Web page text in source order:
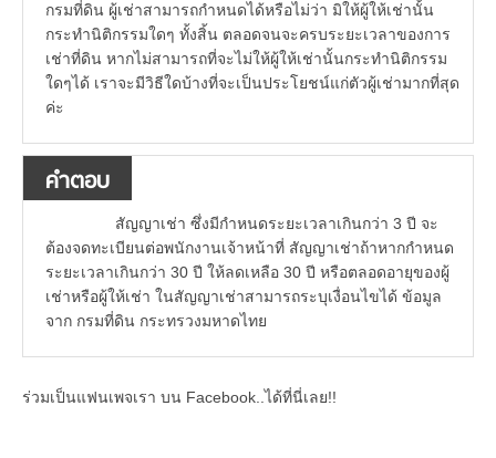
กรมที่ดิน ผู้เช่าสามารถกำหนดได้หรือไม่ว่า มิให้ผู้ให้เช่านั้น
กระทำนิติกรรมใดๆ ทั้งสิ้น ตลอดจนจะครบระยะเวลาของการ
เช่าที่ดิน หากไม่สามารถที่จะไม่ให้ผู้ให้เช่านั้นกระทำนิติกรรม
ใดๆได้ เราจะมีวิธีใดบ้างที่จะเป็นประโยชน์แก่ตัวผู้เช่ามากที่สุด
ค่ะ
คำตอบ
สัญญาเช่า ซึ่งมีกำหนดระยะเวลาเกินกว่า 3 ปี จะ
ต้องจดทะเบียนต่อพนักงานเจ้าหน้าที่ สัญญาเช่าถ้าหากกำหนด
ระยะเวลาเกินกว่า 30 ปี ให้ลดเหลือ 30 ปี หรือตลอดอายุของผู้
เช่าหรือผู้ให้เช่า ในสัญญาเช่าสามารถระบุเงื่อนไขได้ ข้อมูล
จาก กรมที่ดิน กระทรวงมหาดไทย
ร่วมเป็นแฟนเพจเรา บน Facebook..ได้ที่นี่เลย!!